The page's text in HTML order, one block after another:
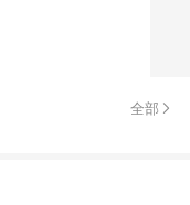
全部